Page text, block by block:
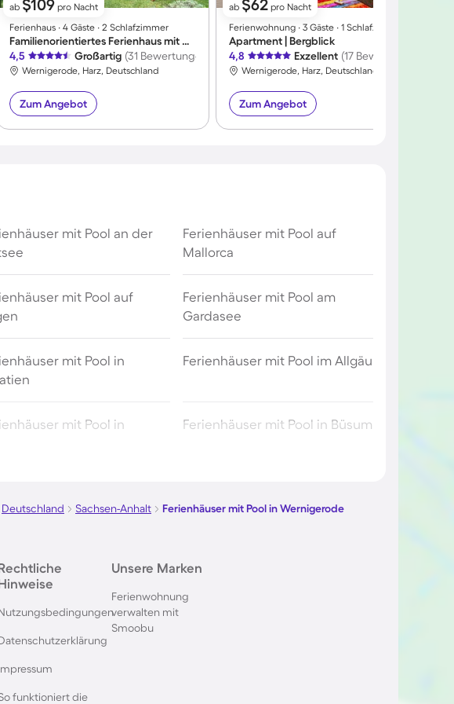
ab $109 pro Nacht
Ferienhaus ∙ 4 Gäste ∙ 2 Schlafzimmer
Familienorientiertes Ferienhaus mit Grill, Garten und Terrasse | Bergblick
4,5
Großartig (31 Bewertungen)
Wernigerode, Harz, Deutschland
Zum Angebot
ab $62 pro Nacht
Ferienwohnung ∙ 3 Gäste ∙ 1 Schlafzimmer
Apartment | Bergblick
4,8
Exzellent (17 Bewertungen)
Wernigerode, Harz, Deutschland
Zum Angebot
mit Pool an der
Ferienhäuser mit Pool auf
Mallorca
mit Pool auf
Ferienhäuser mit Pool am
Gardasee
mit Pool in
Ferienhäuser mit Pool im Allgäu
mit Pool in
Ferienhäuser mit Pool in Büsum
Comer See
Oberstdorf
mit Pool in Italien
mit Pool in
Deutschland Sachsen-Anhalt Ferienhäuser mit Pool in Wernigerode
funktioniert die
Unsere Marken
Ferienwohnung
verwalten mit
Smoobu